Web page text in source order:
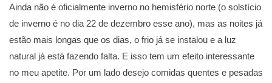
Ainda não é oficialmente inverno no hemisfério norte (o solstício
de inverno é no dia 22 de dezembro esse ano), mas as noites já
estão mais longas que os dias, o frio já se instalou e a luz
natural já está fazendo falta. E isso tem um efeito interessante
no meu apetite. Por um lado desejo comidas quentes e pesadas